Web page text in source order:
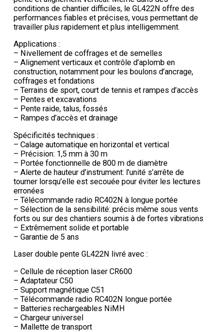
conditions de chantier difficiles, le GL422N offre des
performances fiables et précises, vous permettant de
travailler plus rapidement et plus intelligemment.
Applications :
– Nivellement de coffrages et de semelles
– Alignement verticaux et contrôle d’aplomb en
construction, notamment pour les boulons d’ancrage,
coffrages et fondations
– Terrains de sport, court de tennis et rampes d’accès
– Pentes et excavations
– Pente raide, talus, fossés
– Rampes d’accès et drainage
Spécificités techniques :
– Calage automatique en horizontal et vertical
– Précision: 1,5 mm à 30 m
– Portée fonctionnelle de 800 m de diamètre
– Alerte de hauteur d’instrument: l’unité s’arrête de
tourner lorsqu’elle est secouée pour éviter les lectures
erronées
– Télécommande radio RC402N à longue portée
– Sélection de la sensibilité: précis même sous vents
forts ou sur des chantiers soumis à de fortes vibrations
– Extrêmement solide et portable
– Garantie de 5 ans
Laser double pente GL422N livré avec :
– Cellule de réception laser CR600
– Adaptateur C50
– Support magnétique C51
– Télécommande radio RC402N longue portée
– Batteries rechargeables NiMH
– Chargeur universel
– Mallette de transport